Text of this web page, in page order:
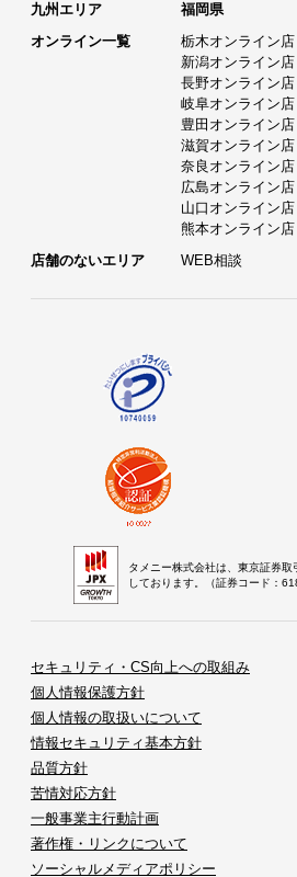
九州エリア
福岡県
オンライン一覧
栃木オンライン店
新潟オンライン店
長野オンライン店
岐阜オンライン店
豊田オンライン店
滋賀オンライン店
奈良オンライン店
広島オンライン店
山口オンライン店
熊本オンライン店
店舗のないエリア
WEB相談
タメニー株式会社は、東京証券
しております。（証券コード：
セキュリティ・CS向上への取組み
個人情報保護方針
個人情報の取扱いについて
情報セキュリティ基本方針
品質方針
苦情対応方針
一般事業主行動計画
著作権・リンクについて
ソーシャルメディアポリシー